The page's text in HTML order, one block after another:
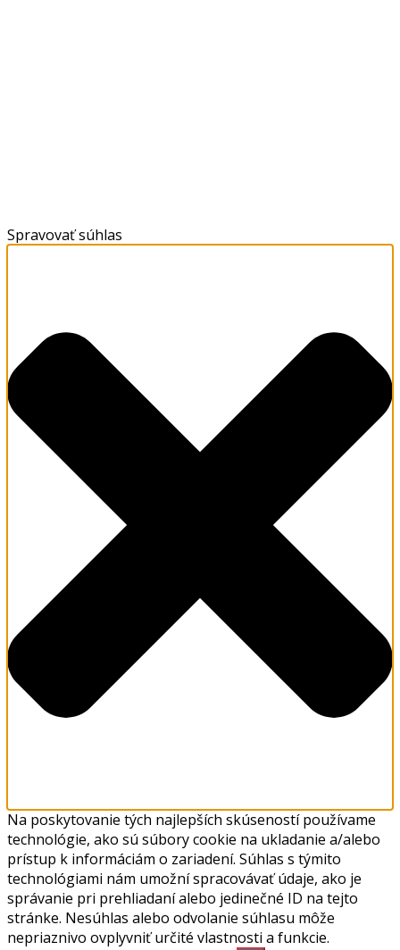
Spravovať súhlas
Na poskytovanie tých najlepších skúseností používame
technológie, ako sú súbory cookie na ukladanie a/alebo
prístup k informáciám o zariadení. Súhlas s týmito
technológiami nám umožní spracovávať údaje, ako je
správanie pri prehliadaní alebo jedinečné ID na tejto
stránke. Nesúhlas alebo odvolanie súhlasu môže
nepriaznivo ovplyvniť určité vlastnosti a funkcie.